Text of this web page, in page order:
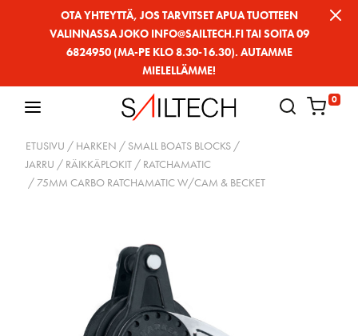
OTA YHTEYTTÄ, JOS TARVITSET APUA TUOTTEEN
VALINNASSA JOKO INFO@SAILTECH.FI TAI SOITA 09
6824950 (MA-PE KLO 8.30-16.30). AUTAMME
MIELELLÄMME!
0
ETUSIVU / HARKEN / SMALL BOATS BLOCKS /
JARRU / RÄIKKÄPLOKIT / RATCHAMATIC
/ 75MM CARBO RATCHAMATIC W/CAM & BECKET